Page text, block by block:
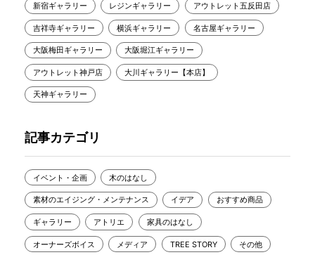
新宿ギャラリー レジンギャラリー アウトレット五反田店
吉祥寺ギャラリー 横浜ギャラリー 名古屋ギャラリー
大阪梅田ギャラリー 大阪堀江ギャラリー
アウトレット神戸店 大川ギャラリー【本店】
天神ギャラリー
記事カテゴリ
イベント・企画 木のはなし
素材のエイジング・メンテナンス イデア おすすめ商品
ギャラリー アトリエ 家具のはなし
オーナーズボイス メディア TREE STORY その他